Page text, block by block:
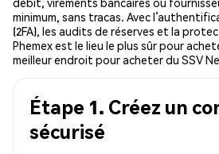
minimum, sans tracas. Avec
(2FA), les audits de réserves et la
Phemex est le lieu le plus sûr pour
meilleur endroit pour acheter du SSV
Étape 1. Créez un
sécurisé